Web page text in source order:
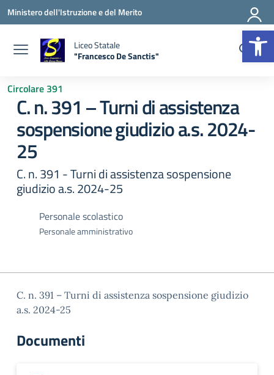
Vai ai contenuti
Vai al menu di navigazione
Vai al footer
Ministero dell'Istruzione e del Merito
Liceo Statale
"Francesco De Sanctis"
Circolare 391
C. n. 391 – Turni di assistenza
sospensione giudizio a.s. 2024-
25
C. n. 391 - Turni di assistenza sospensione
giudizio a.s. 2024-25
Personale scolastico
Personale amministrativo
C. n. 391 – Turni di assistenza sospensione giudizio
a.s. 2024-25
Documenti